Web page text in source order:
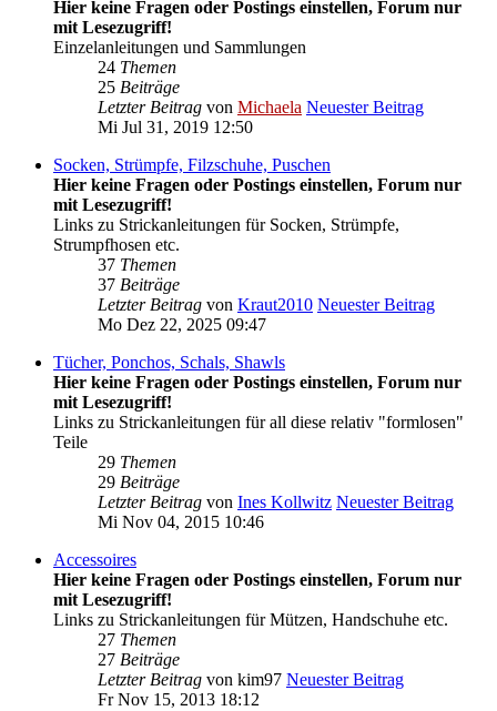
Hier keine Fragen oder Postings einstellen, Forum nur
mit Lesezugriff!
Einzelanleitungen und Sammlungen
24 Themen
25 Beiträge
Letzter Beitrag von Michaela Neuester Beitrag
Mi Jul 31, 2019 12:50
Socken, Strümpfe, Filzschuhe, Puschen
Hier keine Fragen oder Postings einstellen, Forum nur
mit Lesezugriff!
Links zu Strickanleitungen für Socken, Strümpfe,
Strumpfhosen etc.
37 Themen
37 Beiträge
Letzter Beitrag von Kraut2010 Neuester Beitrag
Mo Dez 22, 2025 09:47
Tücher, Ponchos, Schals, Shawls
Hier keine Fragen oder Postings einstellen, Forum nur
mit Lesezugriff!
Links zu Strickanleitungen für all diese relativ "formlosen"
Teile
29 Themen
29 Beiträge
Letzter Beitrag von Ines Kollwitz Neuester Beitrag
Mi Nov 04, 2015 10:46
Accessoires
Hier keine Fragen oder Postings einstellen, Forum nur
mit Lesezugriff!
Links zu Strickanleitungen für Mützen, Handschuhe etc.
27 Themen
27 Beiträge
Letzter Beitrag von kim97 Neuester Beitrag
Fr Nov 15, 2013 18:12